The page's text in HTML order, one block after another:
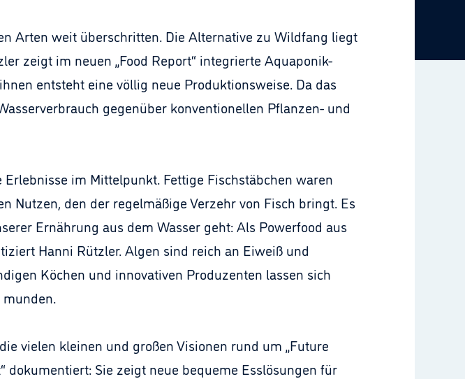
Arten weit überschritten. Die Alternative zu Wildfang liegt
zeigt im neuen „Food Report“ integrierte Aquaponik-
entsteht eine völlig neue Produktionsweise. Da das
gegenüber konventionellen Pflanzen- und
im Mittelpunkt. Fettige Fischstäbchen waren
Nutzen, den der regelmäßige Verzehr von Fisch bringt. Es
Ernährung aus dem Wasser geht: Als Powerfood aus
Hanni Rützler. Algen sind reich an Eiweiß und
Köchen und innovativen Produzenten lassen sich
munden.
vielen kleinen und großen Visionen rund um „Future
dokumentiert: Sie zeigt neue bequeme Esslösungen für